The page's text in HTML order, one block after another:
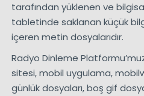
tarafından yüklenen ve
tabletinde saklanan küçük
içeren metin dosyalarıdır.
Radyo Dinleme
sitesi, mobil uygulama,
günlük dosyaları, boş gif